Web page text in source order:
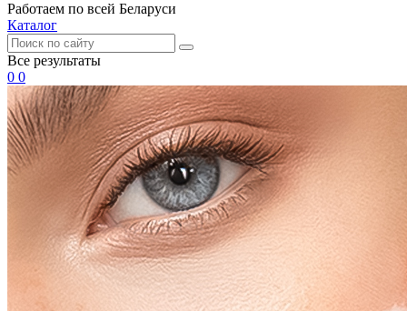
Работаем по всей Беларуси
Каталог
Все результаты
0 0